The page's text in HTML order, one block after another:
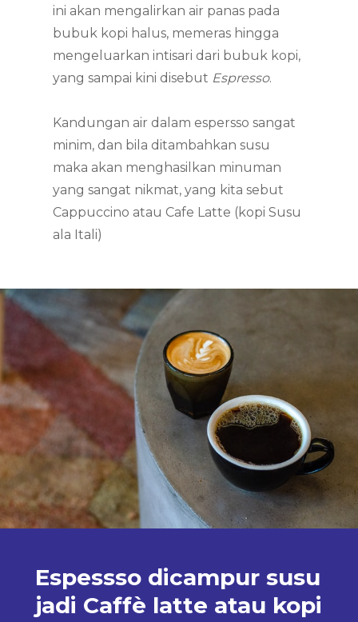
ini akan mengalirkan air panas pada
bubuk kopi halus, memeras hingga
mengeluarkan intisari dari bubuk kopi,
yang sampai kini disebut Espresso.
Kandungan air dalam espersso sangat
minim, dan bila ditambahkan susu
maka akan menghasilkan minuman
yang sangat nikmat, yang kita sebut
Cappuccino atau Cafe Latte (kopi Susu
ala Itali)
Espessso dicampur susu
jadi Caffè latte atau kopi